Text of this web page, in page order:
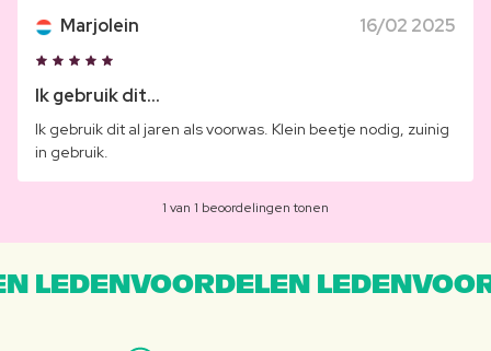
Marjolein 16/02 2025
Ik gebruik dit...
Ik gebruik dit al jaren als voorwas. Klein beetje nodig, zuinig
in gebruik.
1 van 1 beoordelingen tonen
LEDENVOORDELEN